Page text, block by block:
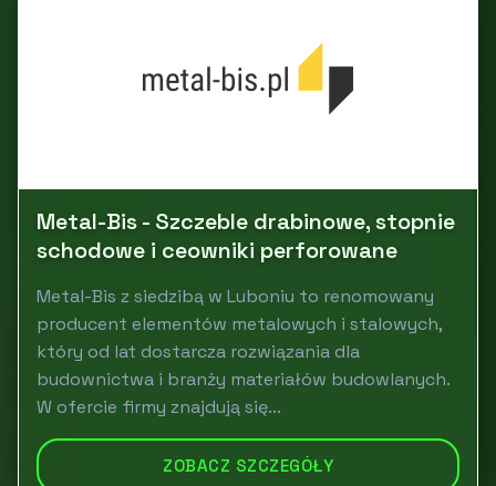
Metal-Bis - Szczeble drabinowe, stopnie
schodowe i ceowniki perforowane
Metal-Bis z siedzibą w Luboniu to renomowany
producent elementów metalowych i stalowych,
który od lat dostarcza rozwiązania dla
budownictwa i branży materiałów budowlanych.
W ofercie firmy znajdują się...
ZOBACZ SZCZEGÓŁY